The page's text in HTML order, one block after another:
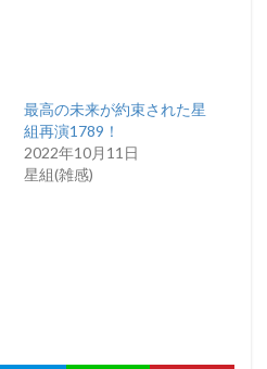
最高の未来が約束された星
組再演1789！
2022年10月11日
星組(雑感)